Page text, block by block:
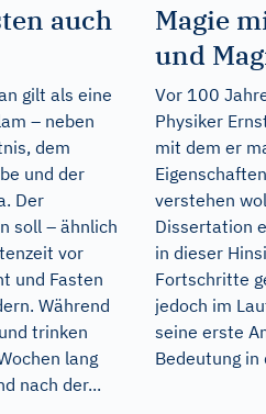
auch
gilt als eine
– neben
dem
und der
Der
soll – ähnlich
vor
und Fasten
Während
trinken
lang
nach der...
Magie
und
Vor 100
Physiker
mit dem er
verstehen
Dissertation
in dieser
Fortschritte
jedoch im
seine erste
Bedeutung in